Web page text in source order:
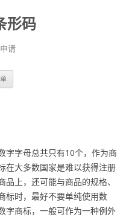
形码
请
字字母总共只有10个，作为商
在大多数国家是难以获得注册
上，还可能与商品的规格、
标时，最好不要单纯使用数
字商标，一般可作为一种例外